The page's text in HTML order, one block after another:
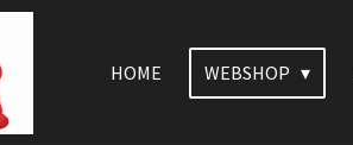
HOME WEBSHOP